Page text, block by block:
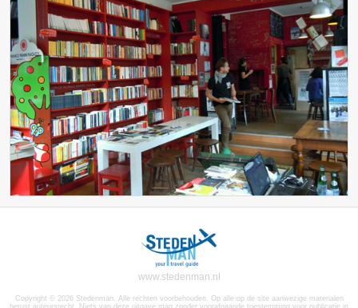
www.stedenman.nl
Copyright © 2026 Stedenman. Alle rechten voorbehouden. Op alle op de site aanwezige materialen